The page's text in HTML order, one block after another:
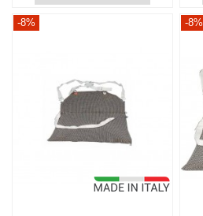
-8% -8%